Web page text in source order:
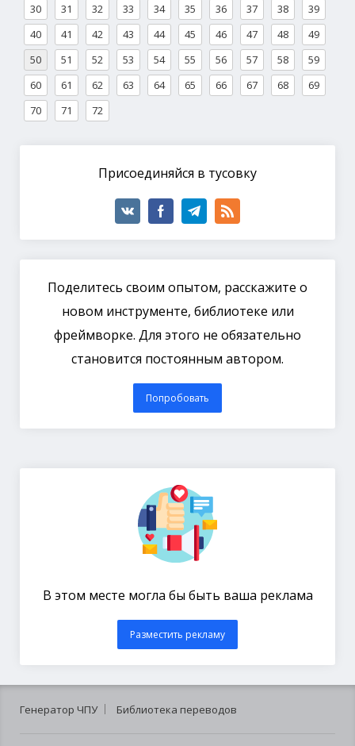
30
31 32 33 34 35 36 37 38
39
40
41 42 43 44 45 46 47 48
49
50
51 52 53 54 55 56 57 58
59
60
61 62 63 64 65 66 67 68
69
70
71 72
Присоединяйся в тусовку
Поделитесь своим опытом, расскажите о
новом инструменте, библиотеке или
фреймворке. Для этого не обязательно
становится постоянным автором.
Попробовать
В этом месте могла бы быть ваша реклама
Разместить рекламу
Генератор ЧПУ Библиотека переводов